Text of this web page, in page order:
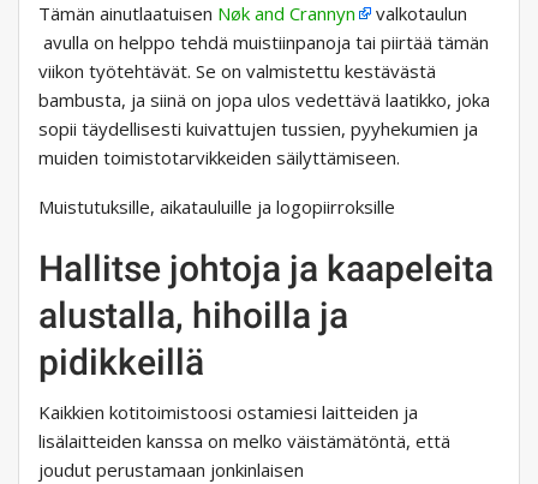
Tämän ainutlaatuisen Nøk and Crannyn
valkotaulun
avulla on helppo tehdä muistiinpanoja tai piirtää tämän
viikon työtehtävät. Se on valmistettu kestävästä
bambusta, ja siinä on jopa ulos vedettävä laatikko, joka
sopii täydellisesti kuivattujen tussien, pyyhekumien ja
muiden toimistotarvikkeiden säilyttämiseen.
Muistutuksille, aikatauluille ja logopiirroksille
Hallitse johtoja ja kaapeleita
alustalla, hihoilla ja
pidikkeillä
Kaikkien kotitoimistoosi ostamiesi laitteiden ja
lisälaitteiden kanssa on melko väistämätöntä, että
joudut perustamaan jonkinlaisen